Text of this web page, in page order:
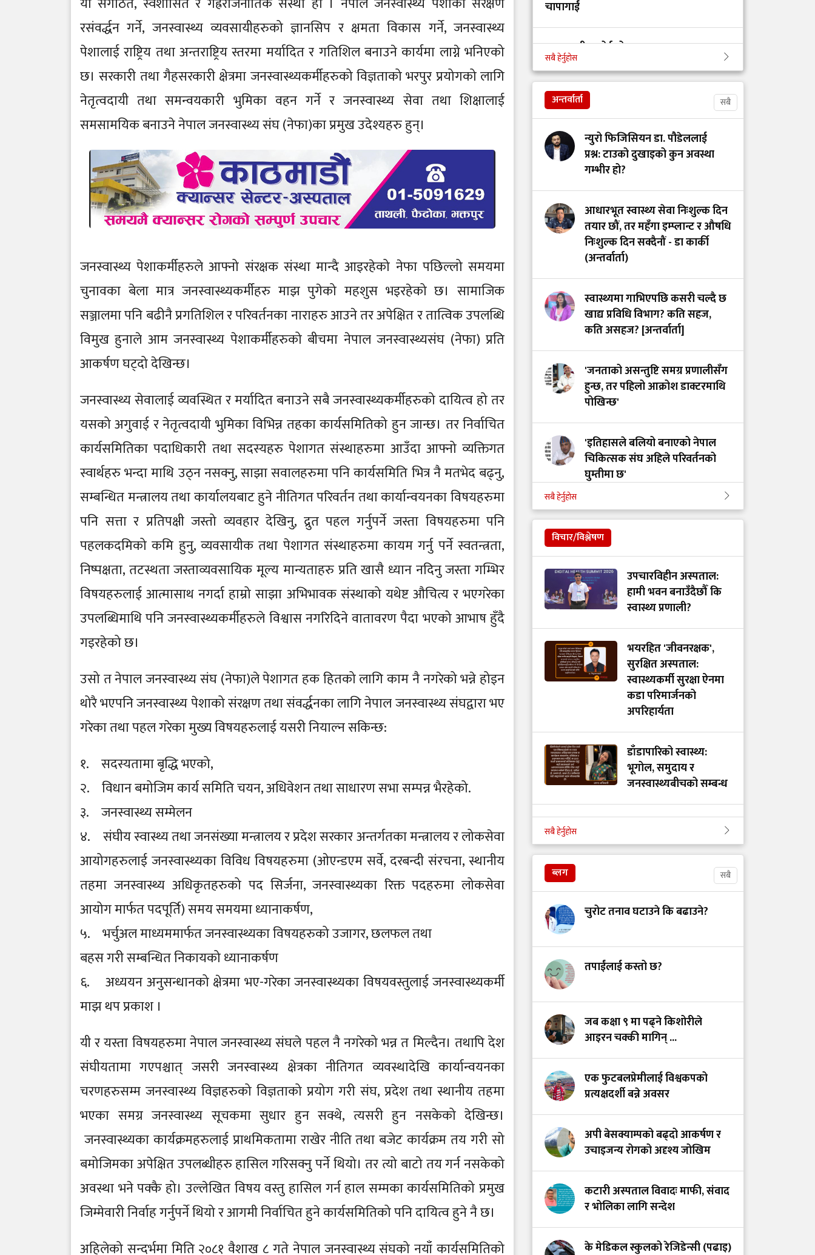
रसंवर्द्धन गर्ने, जनस्वास्थ्य व्यवसायीहरुको ज्ञानसिप र क्षमता विकास गर्ने, जनस्वास्थ्य
पेशालाई राष्ट्रिय तथा अन्तराष्ट्रिय स्तरमा मर्यादित र गतिशिल बनाउने कार्यमा लाग्ने भनिएको
छ। सरकारी तथा गैहसरकारी क्षेत्रमा जनस्वास्थ्यकर्मीहरुको विज्ञताको भरपुर प्रयोगको लागि
नेतृत्वदायी तथा समन्वयकारी भुमिका वहन गर्ने र जनस्वास्थ्य सेवा तथा शिक्षालाई
समसामयिक बनाउने नेपाल जनस्वास्थ्य संघ (नेफा)का प्रमुख उदेश्यहरु हुन्।
जनस्वास्थ्य पेशाकर्मीहरुले आफ्नो संरक्षक संस्था मान्दै आइरहेको नेफा पछिल्लो समयमा
चुनावका बेला मात्र जनस्वास्थ्यकर्मीहरु माझ पुगेको महशुस भइरहेको छ। सामाजिक
सञ्जालमा पनि बढीनै प्रगतिशिल र परिवर्तनका नाराहरु आउने तर अपेक्षित र तात्विक उपलब्धि
विमुख हुनाले आम जनस्वास्थ्य पेशाकर्मीहरुको बीचमा नेपाल जनस्वास्थ्यसंघ (नेफा) प्रति
आकर्षण घट्दो देखिन्छ।
जनस्वास्थ्य सेवालाई व्यवस्थित र मर्यादित बनाउने सबै जनस्वास्थ्यकर्मीहरुको दायित्व हो तर
यसको अगुवाई र नेतृत्वदायी भुमिका विभिन्न तहका कार्यसमितिको हुन जान्छ। तर निर्वाचित
कार्यसमितिका पदाधिकारी तथा सदस्यहरु पेशागत संस्थाहरुमा आउँदा आफ्नो व्यक्तिगत
स्वार्थहरु भन्दा माथि उठ्न नसक्नु, साझा सवालहरुमा पनि कार्यसमिति भित्र नै मतभेद बढ्नु,
सम्बन्धित मन्त्रालय तथा कार्यालयबाट हुने नीतिगत परिवर्तन तथा कार्यान्वयनका विषयहरुमा
पनि सत्ता र प्रतिपक्षी जस्तो व्यवहार देखिनु, द्रुत पहल गर्नुपर्ने जस्ता विषयहरुमा पनि
पहलकदमिको कमि हुनु, व्यवसायीक तथा पेशागत संस्थाहरुमा कायम गर्नु पर्ने स्वतन्त्रता,
निष्पक्षता, तटस्थता जस्ताव्यवसायिक मूल्य मान्यताहरु प्रति खासै ध्यान नदिनु जस्ता गम्भिर
विषयहरुलाई आत्मासाथ नगर्दा हाम्रो साझा अभिभावक संस्थाको यथेष्ट औचित्य र भएगरेका
उपलब्धिमाथि पनि जनस्वास्थ्यकर्मीहरुले विश्वास नगरिदिने वातावरण पैदा भएको आभाष हुँदै
गइरहेको छ।
उसो त नेपाल जनस्वास्थ्य संघ (नेफा)ले पेशागत हक हितको लागि काम नै नगरेको भन्ने होइन
थोरै भएपनि जनस्वास्थ्य पेशाको संरक्षण तथा संवर्द्धनका लागि नेपाल जनस्वास्थ्य संघद्वारा भए
गरेका तथा पहल गरेका मुख्य विषयहरुलाई यसरी नियाल्न सकिन्छ:
१. सदस्यतामा बृद्धि भएको,
२. विधान बमोजिम कार्य समिति चयन, अधिवेशन तथा साधारण सभा सम्पन्न भैरहेको.
३. जनस्वास्थ्य सम्मेलन
४. संघीय स्वास्थ्य तथा जनसंख्या मन्त्रालय र प्रदेश सरकार अन्तर्गतका मन्त्रालय र लोकसेवा
आयोगहरुलाई जनस्वास्थ्यका विविध विषयहरुमा (ओएन्डएम सर्वे, दरबन्दी संरचना, स्थानीय
तहमा जनस्वास्थ्य अधिकृतहरुको पद सिर्जना, जनस्वास्थ्यका रिक्त पदहरुमा लोकसेवा
आयोग मार्फत पदपूर्ति) समय समयमा ध्यानाकर्षण,
५. भर्चुअल माध्यममार्फत जनस्वास्थ्यका विषयहरुको उजागर, छलफल तथा
बहस गरी सम्बन्धित निकायको ध्यानाकर्षण
६. अध्ययन अनुसन्धानको क्षेत्रमा भए-गरेका जनस्वास्थ्यका विषयवस्तुलाई जनस्वास्थ्यकर्मी
माझ थप प्रकाश ।
यी र यस्ता विषयहरुमा नेपाल जनस्वास्थ्य संघले पहल नै नगरेको भन्न त मिल्दैन। तथापि देश
संघीयतामा गएपश्चात् जसरी जनस्वास्थ्य क्षेत्रका नीतिगत व्यवस्थादेखि कार्यान्वयनका
चरणहरुसम्म जनस्वास्थ्य विज्ञहरुको विज्ञताको प्रयोग गरी संघ, प्रदेश तथा स्थानीय तहमा
भएका समग्र जनस्वास्थ्य सूचकमा सुधार हुन सक्थे, त्यसरी हुन नसकेको देखिन्छ।
जनस्वास्थ्यका कार्यक्रमहरुलाई प्राथमिकतामा राखेर नीति तथा बजेट कार्यक्रम तय गरी सो
बमोजिमका अपेक्षित उपलब्धीहरु हासिल गरिसक्नु पर्ने थियो। तर त्यो बाटो तय गर्न नसकेको
अवस्था भने पक्कै हो। उल्लेखित विषय वस्तु हासिल गर्न हाल सम्मका कार्यसमितिको प्रमुख
जिम्मेवारी निर्वाह गर्नुपर्ने थियो र आगमी निर्वाचित हुने कार्यसमितिको पनि दायित्व हुने नै छ।
अहिलेको सन्दर्भमा मिति २०८१ वैशाख ८ गते नेपाल जनस्वास्थ्य संघको नयाँ कार्यसमितिको
डिल्ली हरिजनको
अनशनप्रति चिकित्सक
बिहान उठ्नेबित्तिकै के
खाने, के नखाने?
चापागाईं
स्वास्थ्य बीमा बोर्डको अध्यक्षमा डा. सुवास
प्याकुरेल नियुक्त
सबै हेर्नुहोस
अन्तर्वार्ता सबै
न्युरो फिजिसियन डा. पौडेललाई
प्रश्न: टाउको दुखाइको कुन अवस्था
गम्भीर हो?
आधारभूत स्वास्थ्य सेवा निःशुल्क दिन
तयार छौं, तर महँगा इम्प्लान्ट र औषधि
निःशुल्क दिन सक्दैनौं - डा कार्की
(अन्तर्वार्ता)
स्वास्थ्यमा गाभिएपछि कसरी चल्दै छ
खाद्य प्रविधि विभाग? कति सहज,
कति असहज? [अन्तर्वार्ता]
'जनताको असन्तुष्टि समग्र प्रणालीसँग
हुन्छ, तर पहिलो आक्रोश डाक्टरमाथि
पोखिन्छ'
'इतिहासले बलियो बनाएको नेपाल
चिकित्सक संघ अहिले परिवर्तनको
घुम्तीमा छ'
‘टिम मंगल' चुनावी समूह मात्र थिएन,
मेडिकल मुभमेन्ट हो : डा. मंगल रावल
'हरेक टाउको दुखाइ ब्रेन ट्युमर होइन,
यी लक्षणहरू देखिए हुनसक्छ जोखिम'
डा. अमात्यलाई प्रश्न– धेरै हेडफोन वा
इयरफोनको प्रयोगले कानमा असर
गर्छ ?
सबै हेर्नुहोस
विचार/विश्लेषण
उपचारविहीन अस्पताल:
हामी भवन बनाउँदैछौँ कि
स्वास्थ्य प्रणाली?
भयरहित 'जीवनरक्षक',
सुरक्षित अस्पताल:
स्वास्थ्यकर्मी सुरक्षा ऐनमा
कडा परिमार्जनको
अपरिहार्यता
डाँडापारिको स्वास्थ्य:
भूगोल, समुदाय र
जनस्वास्थ्यबीचको सम्बन्ध
हुँदा जोखिममा स्वास्थ्य
सेवा: उपचार गर्नेलाई
हातपात हैन सम्मान दिउँ
स्वास्थ्य सेवामा कर: २०७५
र आजको यथार्थ
रूपमा फैलिँदै नसर्ने रोग
स्तनपान: आमा र शिशुको
समृद्ध राष्ट्र निर्माणका
लागी पहिलो लगानी हो!
नेपालमा स्वास्थ्य
प्रयोगशालाहरूका लागि
प्रादेशिक बाह्य गुणस्तर
नियन्त्रण कार्यक्रम:
आवश्यकता, चुनौती र
भावी मार्गचित्र
सबै हेर्नुहोस
ब्लग सबै
चुरोट तनाव घटाउने कि बढाउने?
तपाईंलाई कस्तो छ?
जब कक्षा ९ मा पढ्ने किशोरीले
आइरन चक्की मागिन् ...
एक फुटबलप्रेमीलाई विश्वकपको
प्रत्यक्षदर्शी बन्ने अवसर
अपी बेसक्याम्पको बढ्दो आकर्षण र
उचाइजन्य रोगको अदृश्य जोखिम
कटारी अस्पताल विवादः माफी, संवाद
र भोलिका लागि सन्देश
के मेडिकल स्कुलको रेजिडेन्सी (पढाइ)